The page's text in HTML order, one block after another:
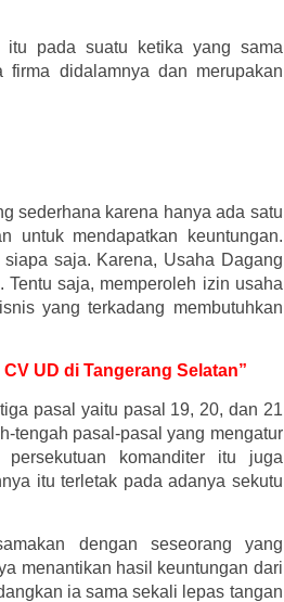
itu pada suatu ketika yang sama
firma didalamnya dan merupakan
sederhana karena hanya ada satu
untuk mendapatkan keuntungan.
saja. Karena, Usaha Dagang
saja, memperoleh izin usaha
yang terkadang membutuhkan
UD di Tangerang Selatan”
pasal yaitu pasal 19, 20, dan 21
tengah pasal-pasal yang mengatur
komanditer itu juga
itu terletak pada adanya sekutu
dengan seseorang yang
menantikan hasil keuntungan dari
ia sama sekali lepas tangan